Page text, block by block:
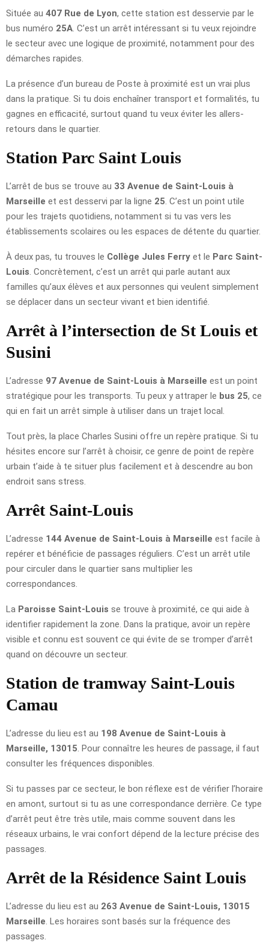
Située au 407 Rue de Lyon, cette station est desservie par le
bus numéro 25A . C’est un arrêt intéressant si tu veux rejoindre
le secteur avec une logique de proximité, notamment pour des
démarches rapides.
La présence d’un bureau de Poste à proximité est un vrai plus
dans la pratique. Si tu dois enchaîner transport et formalités, tu
gagnes en efficacité, surtout quand tu veux éviter les allers-
retours dans le quartier.
Station Parc Saint Louis
L’arrêt de bus se trouve au 33 Avenue de Saint-Louis à
Marseille et est desservi par la ligne 25 . C’est un point utile
pour les trajets quotidiens, notamment si tu vas vers les
établissements scolaires ou les espaces de détente du quartier.
À deux pas, tu trouves le Collège Jules Ferry et le Parc Saint-
Louis . Concrètement, c’est un arrêt qui parle autant aux
familles qu’aux élèves et aux personnes qui veulent simplement
se déplacer dans un secteur vivant et bien identifié.
Arrêt à l’intersection de St Louis et
Susini
L’adresse 97 Avenue de Saint-Louis à Marseille est un point
stratégique pour les transports. Tu peux y attraper le bus 25, ce
qui en fait un arrêt simple à utiliser dans un trajet local.
Tout près, la place Charles Susini offre un repère pratique. Si tu
hésites encore sur l’arrêt à choisir, ce genre de point de repère
urbain t’aide à te situer plus facilement et à descendre au bon
endroit sans stress.
Arrêt Saint-Louis
L’adresse 144 Avenue de Saint-Louis à Marseille est facile à
repérer et bénéficie de passages réguliers. C’est un arrêt utile
pour circuler dans le quartier sans multiplier les
correspondances.
La Paroisse Saint-Louis se trouve à proximité, ce qui aide à
identifier rapidement la zone. Dans la pratique, avoir un repère
visible et connu est souvent ce qui évite de se tromper d’arrêt
quand on découvre un secteur.
Station de tramway Saint-Louis
Camau
L’adresse du lieu est au 198 Avenue de Saint-Louis à
Marseille, 13015 . Pour connaître les heures de passage, il faut
consulter les fréquences disponibles.
Si tu passes par ce secteur, le bon réflexe est de vérifier l’horaire
en amont, surtout si tu as une correspondance derrière. Ce type
d’arrêt peut être très utile, mais comme souvent dans les
réseaux urbains, le vrai confort dépend de la lecture précise des
passages.
Arrêt de la Résidence Saint Louis
L’adresse du lieu est au 263 Avenue de Saint-Louis, 13015
Marseille . Les horaires sont basés sur la fréquence des
passages.